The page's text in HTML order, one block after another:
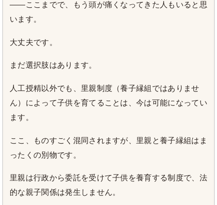
——ここまでで、もう頭が痛くなってきた人もいると思
います。
大丈夫です。
まだ選択肢はあります。
人工授精以外でも、里親制度（養子縁組ではありませ
ん）によって子供を育てることは、今は可能になってい
ます。
ここ、ものすごく混同されますが、里親と養子縁組はま
ったくの別物です。
里親は行政から委託を受けて子供を養育する制度で、法
的な親子関係は発生しません。